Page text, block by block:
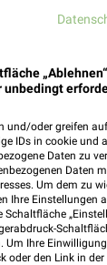
19:00 Uhr |
18:00 Uhr |
1
und/oder greifen
IDs in cookie und
Daten zu
Daten
Um dem zu
Ihre Einstellungen
Um Ihre
oder den Link in